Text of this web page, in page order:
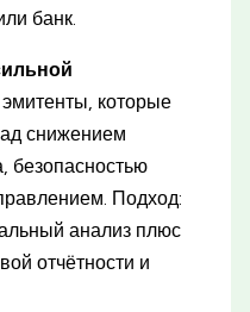
банк.
которые
снижением
безопасностью
Подход:
анализ плюс
отчётности и